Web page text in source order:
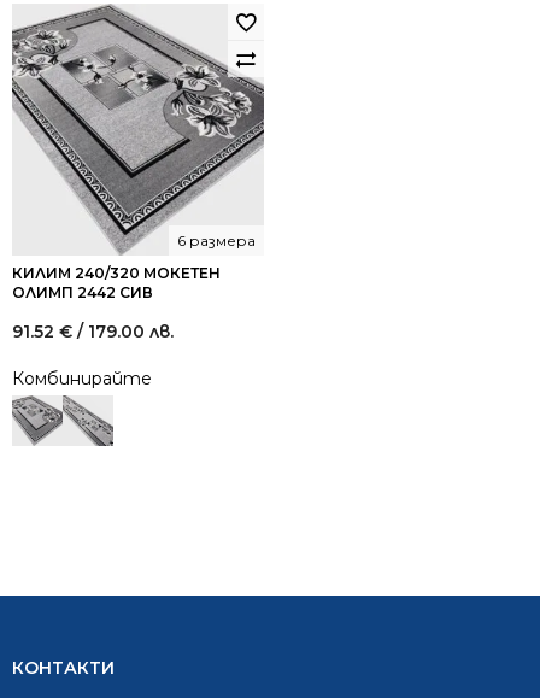
КИЛИМ 240/320 МОКЕТЕН
ОЛИМП 2442 СИВ
6 размера
91.52 € / 179.00 лв.
Комбинирайте
КОНТАКТИ